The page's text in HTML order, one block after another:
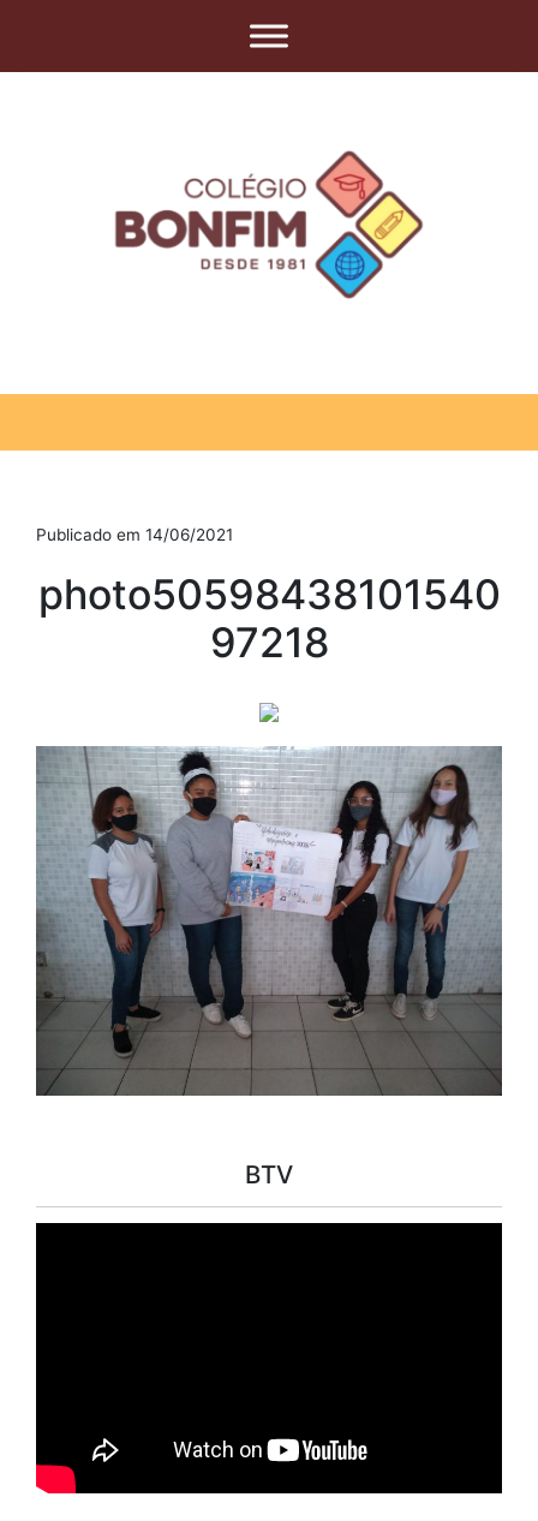
Publicado em 14/06/2021
photo50598438101540
97218
BTV